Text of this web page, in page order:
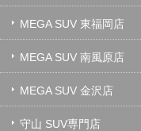
MEGA SUV 東福岡店
MEGA SUV 南風原店
MEGA SUV 金沢店
守山 SUV専門店